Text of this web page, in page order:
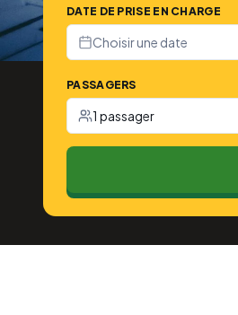
DATE DE PRISE EN CHARGE
Choisir une date
PASSAGERS
1 passager